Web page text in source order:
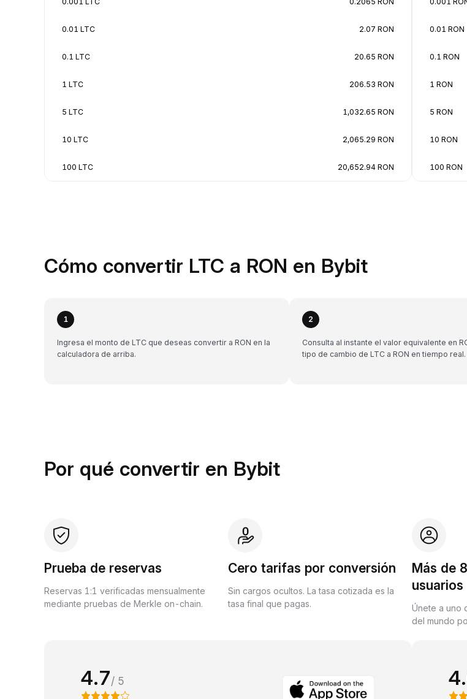
0.01 LTC 2.07 RON
0.1 LTC 20.65 RON
1 LTC 206.53 RON
5 LTC 1,032.65 RON
10 LTC 2,065.29 RON
100 LTC 20,652.94 RON
0.01 RON
0.1 RON
1 RON
5 RON
10 RON
100 RON
Cómo convertir LTC a RON en Bybit
1
Ingresa el monto de LTC que deseas convertir a RON en la
calculadora de arriba.
2
Consulta al instante el valor equivalente en
tipo de cambio de LTC a RON en tiempo real.
Por qué convertir en Bybit
Prueba de reservas
Reservas 1:1 verificadas mensualmente
mediante pruebas de Merkle on-chain.
Cero tarifas por conversión
Sin cargos ocultos. La tasa cotizada es la
tasa final que pagas.
Más de
usuarios
Únete a uno
del mundo
4.7/ 5